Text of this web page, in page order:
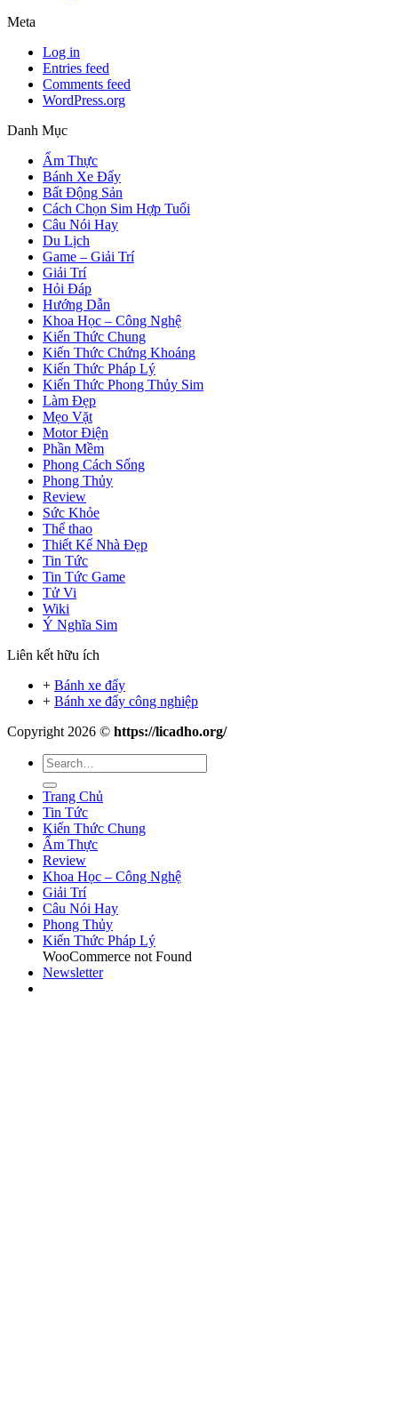
Meta
Log in
Entries feed
Comments feed
WordPress.org
Danh Mục
Ẩm Thực
Bánh Xe Đẩy
Bất Động Sản
Cách Chọn Sim Hợp Tuổi
Câu Nói Hay
Du Lịch
Game – Giải Trí
Giải Trí
Hỏi Đáp
Hướng Dẫn
Khoa Học – Công Nghệ
Kiến Thức Chung
Kiến Thức Chứng Khoáng
Kiến Thức Pháp Lý
Kiến Thức Phong Thủy Sim
Làm Đẹp
Mẹo Vặt
Motor Điện
Phần Mềm
Phong Cách Sống
Phong Thủy
Review
Sức Khỏe
Thể thao
Thiết Kế Nhà Đẹp
Tin Tức
Tin Tức Game
Tử Vi
Wiki
Ý Nghĩa Sim
Liên kết hữu ích
+ Bánh xe đẩy
+ Bánh xe đẩy công nghiệp
Copyright 2026 © https://licadho.org/
Trang Chủ
Tin Tức
Kiến Thức Chung
Ẩm Thực
Review
Khoa Học – Công Nghệ
Giải Trí
Câu Nói Hay
Phong Thủy
Kiến Thức Pháp Lý
WooCommerce not Found
Newsletter